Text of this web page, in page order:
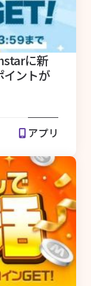
に新
イントが
アプリ